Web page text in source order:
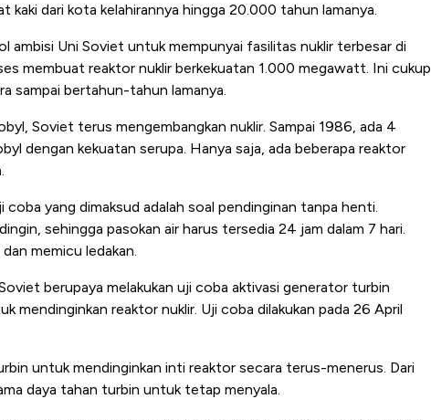
kaki dari kota kelahirannya hingga 20.000 tahun lamanya.
ambisi Uni Soviet untuk mempunyai fasilitas nuklir terbesar di
membuat reaktor nuklir berkekuatan 1.000 megawatt. Ini cukup
sampai bertahun-tahun lamanya.
Soviet terus mengembangkan nuklir. Sampai 1986, ada 4
dengan kekuatan serupa. Hanya saja, ada beberapa reaktor
coba yang dimaksud adalah soal pendinginan tanpa henti.
sehingga pasokan air harus tersedia 24 jam dalam 7 hari.
memicu ledakan.
berupaya melakukan uji coba aktivasi generator turbin
mendinginkan reaktor nuklir. Uji coba dilakukan pada 26 April
untuk mendinginkan inti reaktor secara terus-menerus. Dari
daya tahan turbin untuk tetap menyala.
Kongo Tutup Keran Ekspor, Harga